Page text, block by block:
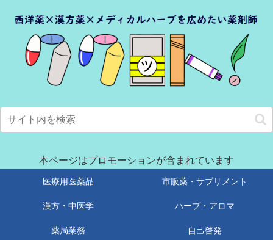
本ページはプロモーションが含まれています
医療用医薬品 市販薬・サプリメント
漢方・中医学 ハーブ・アロマ
薬局業務 自己啓発